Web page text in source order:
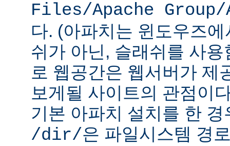
Files/Apache Group/
다. (아파치는 윈도우즈
쉬가 아닌, 슬래쉬를 사
로 웹공간은 웹서버가 제
보게될 사이트의 관점이
기본 아파치 설치를 한
/dir/은 파일시스템 경